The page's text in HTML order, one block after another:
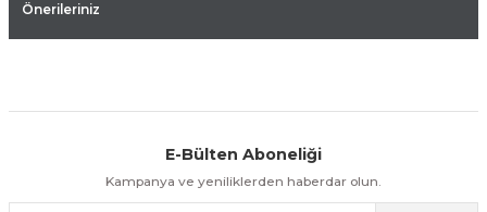
Önerileriniz
Kolay İade & Değişim Güvenli Alışveriş
E-Bülten Aboneliği
Kampanya ve yeniliklerden haberdar olun.